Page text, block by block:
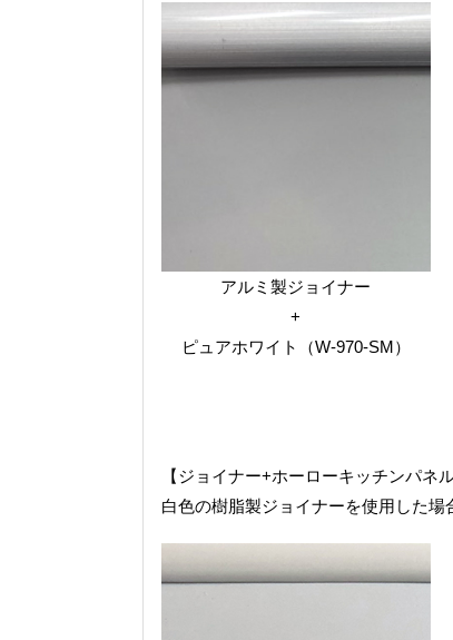
アルミ製ジョイナー
+
ピュアホワイト（W-970-SM）
【ジョイナー+ホーローキッチンパネル
白色の樹脂製ジョイナーを使用した場